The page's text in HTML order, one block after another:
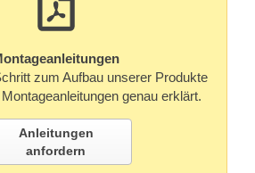
zum Aufbau unserer Produkte
genau erklärt.
Anleitungen
anfordern